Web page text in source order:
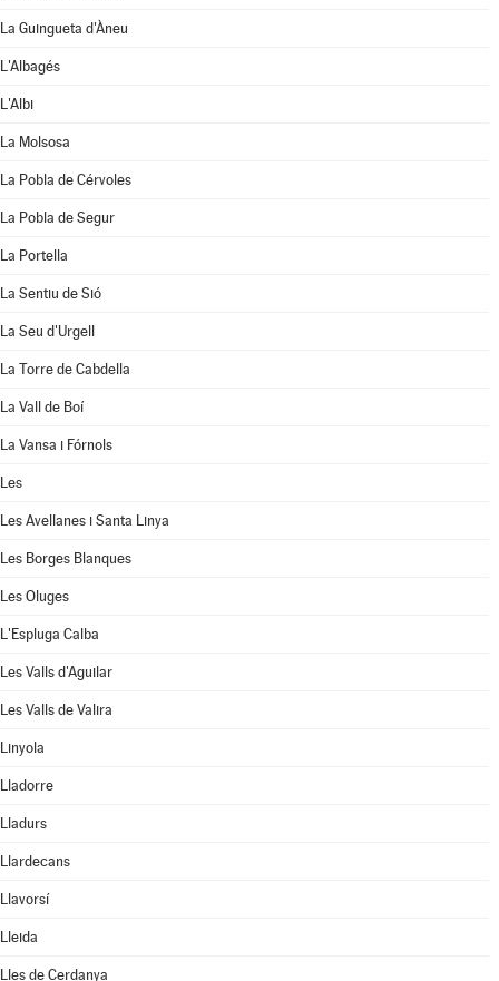
La Guingueta d'Àneu
L'Albagés
L'Albi
La Molsosa
La Pobla de Cérvoles
La Pobla de Segur
La Portella
La Sentiu de Sió
La Seu d'Urgell
La Torre de Cabdella
La Vall de Boí
La Vansa i Fórnols
Les
Les Avellanes i Santa Linya
Les Borges Blanques
Les Oluges
L'Espluga Calba
Les Valls d'Aguilar
Les Valls de Valira
Linyola
Lladorre
Lladurs
Llardecans
Llavorsí
Lleida
Lles de Cerdanya